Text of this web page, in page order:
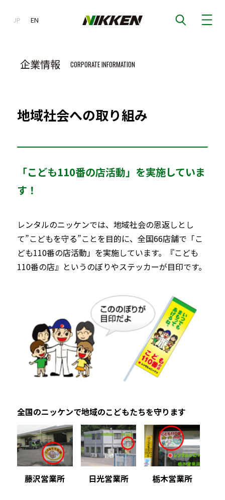
EN
JP EN
企業情報 CORPORATE INFORMATION
地域社会への取り組み
「こども110番の店活動」を実施していま
す！
レンタルのニッケンでは、地域社会の恩返しとし
て”こどもを守る”ことを目的に、全国66店舗で「こ
ども110番の店活動」を実施しています。『こども
110番の店』というのぼりやステッカーが目印です。
全国のニッケンで地域のこどもたちを守ります
藤沢営業所 日光営業所 栃木営業所